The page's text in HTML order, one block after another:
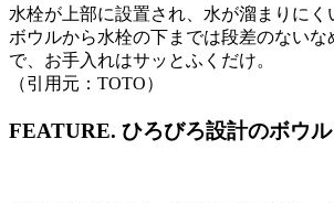
水栓が上部に設置され、水が溜まりにく
ボウルから水栓の下までは段差のないな
で、お手入れはサッとふくだけ。
（引用元：TOTO）
FEATURE. ひろびろ設計のボウル